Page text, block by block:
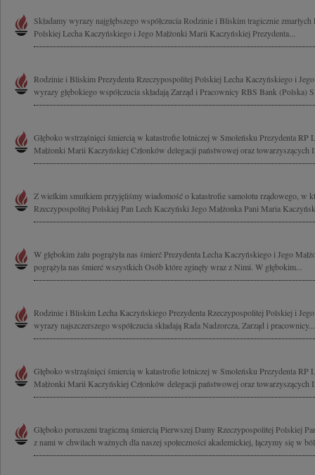
Składamy wyrazy najgłębszego współczucia Rodzinie i Bliskim tragicznie
Polskiej Lecha Kaczyńskiego i Jego Małżonki Marii Kaczyńskiej Prezydenta...
Rodzinie i Bliskim Prezydenta Rzeczypospolitej Polskiej Lecha Kaczyńskiego i
wyrazy głębokiego współczucia składają Zarząd i Pracownicy RBS Bank (Polska)
Głęboko wstrząśnięci śmiercią w katastrofie lotniczej w Smoleńsku Prezydenta RP
Małżonki Marii Kaczyńskiej Członków delegacji państwowej oraz towarzyszących
Z wielkim smutkiem przyjęliśmy wiadomość o katastrofie samolotu rządowego, w
Rzeczypospolitej Polskiej Pan Lech Kaczyński Jego Małżonka Pani Maria
W głębokim żalu pogrążyła nas śmierć Prezydenta Lecha Kaczyńskiego i Jego
pogrążyła nas śmierć wszystkich Osób które zginęły wraz z Nimi. W głębokim...
Rodzinie i Bliskim Lecha Kaczyńskiego Prezydenta Rzeczypospolitej Polskiej i
wyrazy najszczerszego współczucia składają Rada Nadzorcza, Zarząd i pracownicy...
Głęboko wstrząśnięci śmiercią w katastrofie lotniczej w Smoleńsku Prezydenta RP
Małżonki Marii Kaczyńskiej Członków delegacji państwowej oraz towarzyszących
Głęboko poruszeni tragiczną śmiercią Pierwszej Damy Rzeczypospolitej Polskiej
z nami w chwilach ważnych dla naszej społeczności akademickiej, łączymy się w